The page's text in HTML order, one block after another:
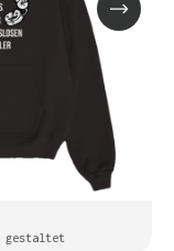
gestaltet